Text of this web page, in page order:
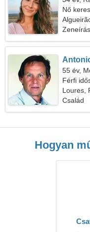
Nő
55 év,
Férfi
Loures,
Család
Hogyan